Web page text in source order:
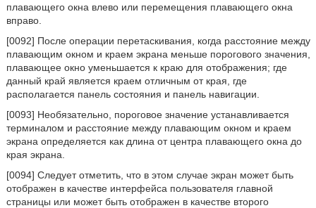
плавающего окна влево или перемещения плавающего окна
вправо.
[0092] После операции перетаскивания, когда расстояние между
плавающим окном и краем экрана меньше порогового значения,
плавающее окно уменьшается к краю для отображения; где
данный край является краем отличным от края, где
располагается панель состояния и панель навигации.
[0093] Необязательно, пороговое значение устанавливается
терминалом и расстояние между плавающим окном и краем
экрана определяется как длина от центра плавающего окна до
края экрана.
[0094] Следует отметить, что в этом случае экран может быть
отображен в качестве интерфейса пользователя главной
страницы или может быть отображен в качестве второго